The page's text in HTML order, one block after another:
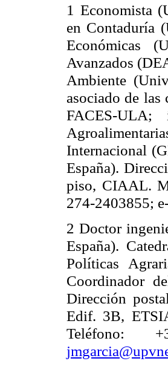
1 Economista
en Contaduría
Económicas
Avanzados
Ambiente
asociado de
FACES-ULA;
Internacional
España).
piso, CIAAL.
274-2403855;
2 Doctor
España).
Políticas
Coordinador
Dirección
Edif. 3B,
Teléfono: